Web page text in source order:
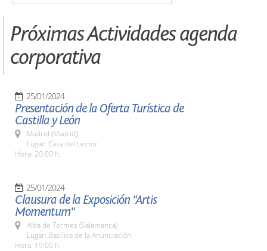
Próximas Actividades agenda
corporativa
25/01/2024
Presentación de la Oferta Turística de
Castilla y León
Madrid (Madrid)
Lugar: Casa del Lector
Hora: 20:00 h.
25/01/2024
Clausura de la Exposición "Artis
Momentum"
Alba de Tormes (Salamanca)
Lugar: Basílica de la Anunciación
Hora: 19:00 h.